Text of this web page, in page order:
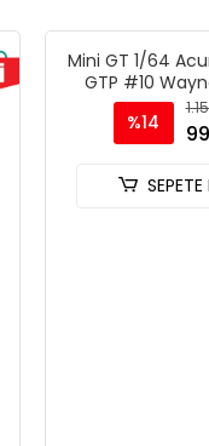
Mini GT 1/64
GTP #10
Racing with
IMSA Daytona
%14
SEPETE